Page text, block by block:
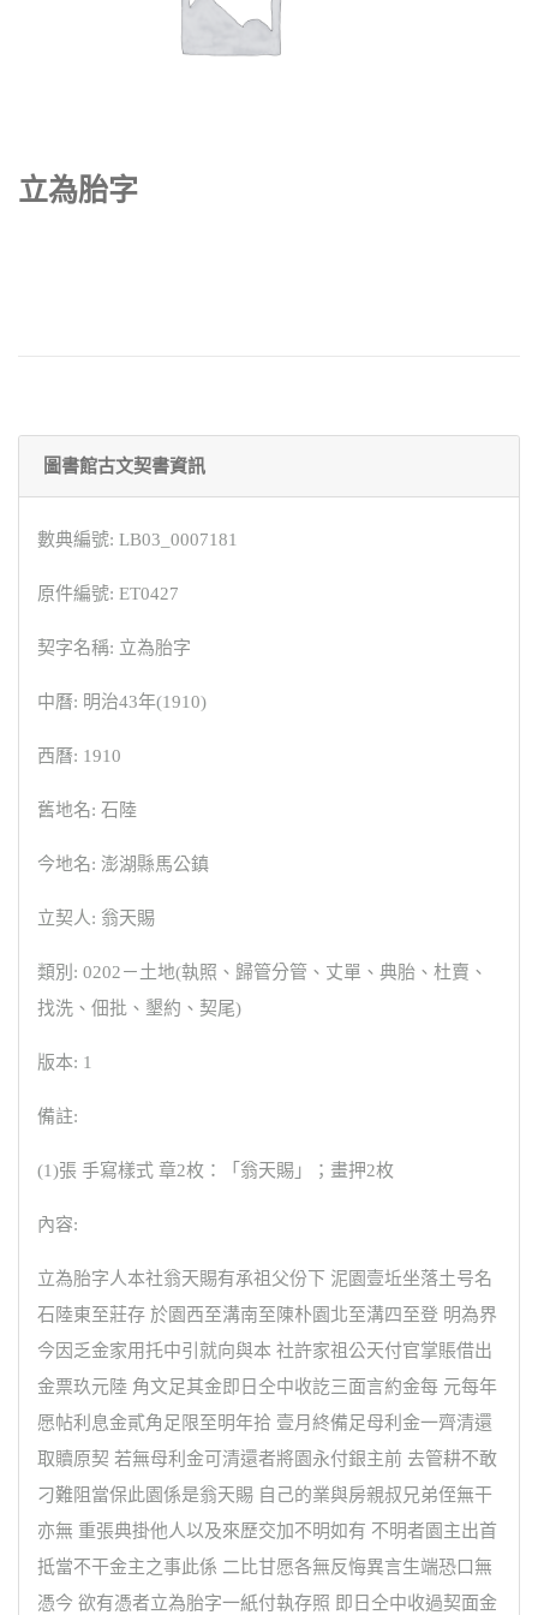
立為胎字
圖書館古文契書資訊
數典編號: LB03_0007181
原件編號: ET0427
契字名稱: 立為胎字
中曆: 明治43年(1910)
西曆: 1910
舊地名: 石陸
今地名: 澎湖縣馬公鎮
立契人: 翁天賜
類別: 0202－土地(執照、歸管分管、丈單、典胎、杜賣、
找洗、佃批、墾約、契尾)
版本: 1
備註:
(1)張 手寫樣式 章2枚：「翁天賜」；畫押2枚
內容:
立為胎字人本社翁天賜有承祖父份下 泥園壹坵坐落土号名
石陸東至莊存 於園西至溝南至陳朴園北至溝四至登 明為界
今因乏金家用托中引就向與本 社許家祖公天付官掌賬借出
金票玖元陸 角文足其金即日仝中收訖三面言約金每 元每年
愿帖利息金貳角足限至明年拾 壹月終備足母利金一齊清還
取贖原契 若無母利金可清還者將園永付銀主前 去管耕不敢
刁難阻當保此園係是翁天賜 自己的業與房親叔兄弟侄無干
亦無 重張典掛他人以及來歷交加不明如有 不明者園主出首
抵當不干金主之事此係 二比甘愿各無反悔異言生端恐口無
憑今 欲有憑者立為胎字一紙付執存照 即日仝中收過契面金